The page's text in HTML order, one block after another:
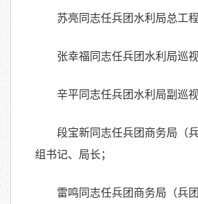
苏亮同志任兵团水利局总工程
张幸福同志任兵团水利局巡视
辛平同志任兵团水利局副巡视
段宝新同志任兵团商务局（
组书记、局长；
雷鸣同志任兵团商务局（兵